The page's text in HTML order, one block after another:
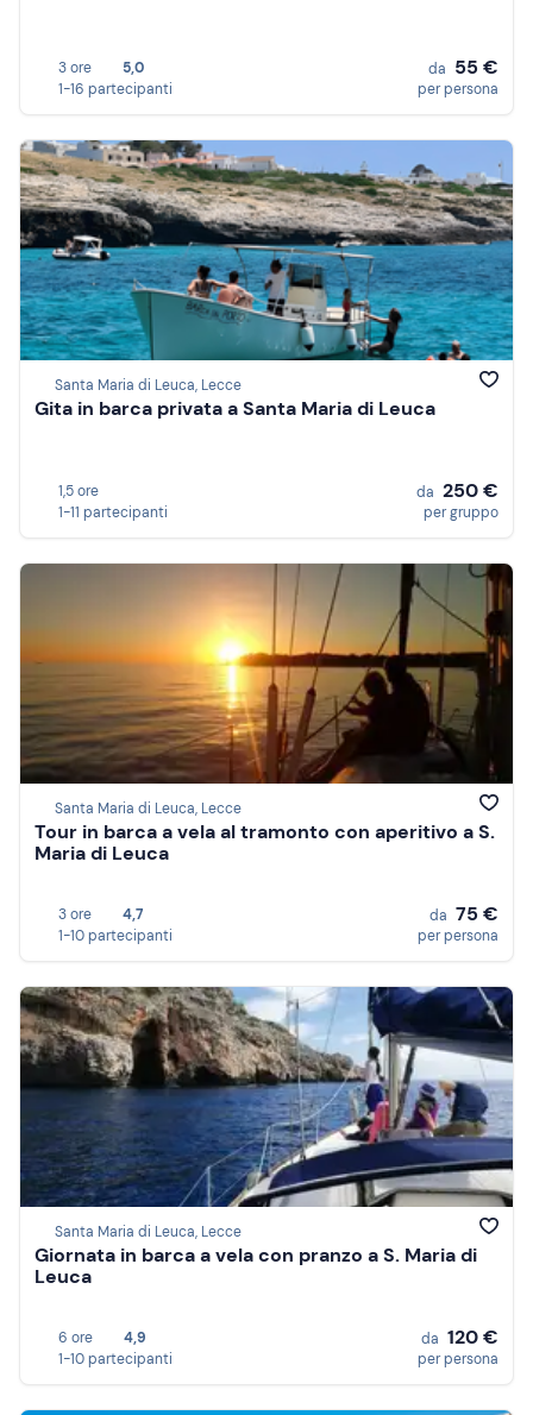
3 ore
5,0
1-16 partecipanti
da 55 €
per persona
Santa Maria di Leuca, Lecce
Gita in barca privata a Santa Maria di Leuca
1,5 ore
1-11 partecipanti
da 250 €
per gruppo
Santa Maria di Leuca, Lecce
Tour in barca a vela al tramonto con aperitivo a S.
Maria di Leuca
3 ore
4,7
1-10 partecipanti
da 75 €
per persona
Santa Maria di Leuca, Lecce
Giornata in barca a vela con pranzo a S. Maria di
Leuca
6 ore
4,9
1-10 partecipanti
da 120 €
per persona